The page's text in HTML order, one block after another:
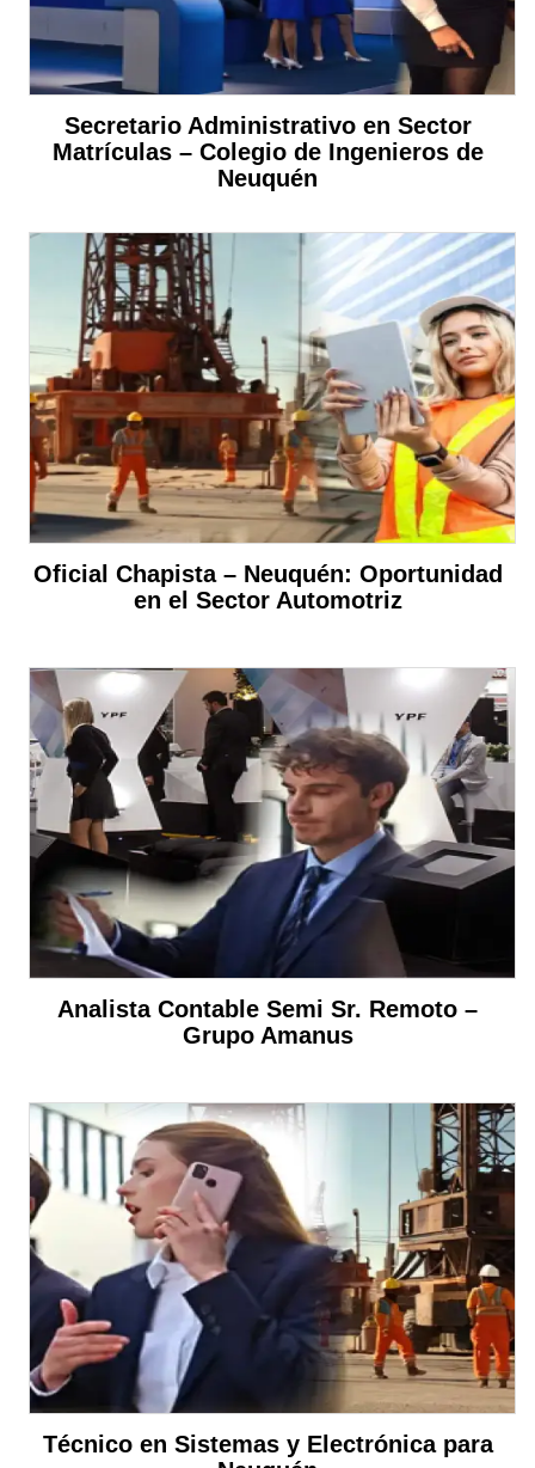
Secretario Administrativo en Sector
Matrículas – Colegio de Ingenieros de
Neuquén
Oficial Chapista – Neuquén: Oportunidad
en el Sector Automotriz
Analista Contable Semi Sr. Remoto –
Grupo Amanus
Técnico en Sistemas y Electrónica para